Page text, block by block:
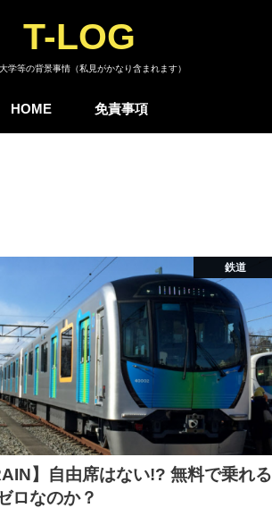
T-LOG
学等の背景事情（私見がかなり含まれます）
HOME 免責事項
鉄道
】自由席はない!? 無料で乗れる
ロなのか？